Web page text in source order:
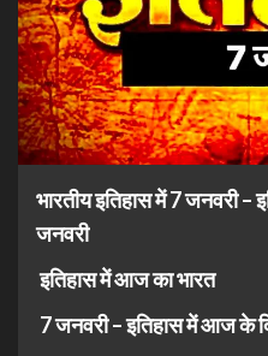
भारतीय इतिहास में 7 जनवरी –
जनवरी
इतिहास में आज का भारत
7 जनवरी – इतिहास में आज के